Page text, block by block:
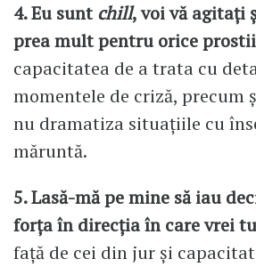
4. Eu suntchill, voi vă agitați
prea mult pentru orice
capacitatea de a trata cu
momentele de criză, precum
nu dramatiza situațiile cu
măruntă.
5. Lasă-mă pe mine să iau
forța în direcția în care vrei
față de cei din jur și